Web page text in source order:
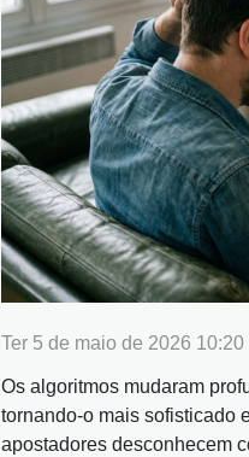
Ter 5 de maio de 2026 10:20
Os algoritmos mudaram
tornando-o mais sofisticado
apostadores desconhecem